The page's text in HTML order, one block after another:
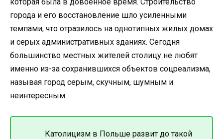
которая была в довоенное время. Строительство
города и его восстановление шло усиленными
темпами, что отразилось на однотипных жилых домах
и серых административных зданиях. Сегодня
большинство местных жителей столицу не любят
именно из-за сохранившихся объектов соцреализма,
называя город серым, скучным, шумным и
неинтересным.
Католицизм в Польше развит до такой